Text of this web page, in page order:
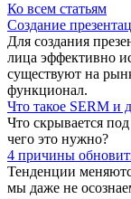
Ко всем статьям
Создание
Для создания
лица эффективно
существуют на
функционал.
Что такое SERM и
Что скрывается
чего это нужно?
4 причины
Тенденции
мы даже не